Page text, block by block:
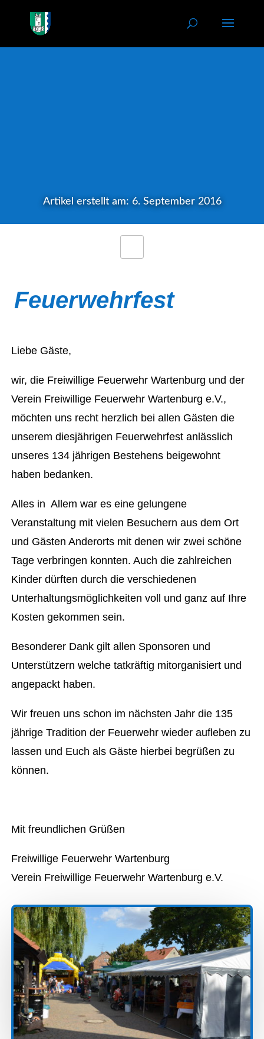
Artikel erstellt am: 6. September 2016
Feuerwehrfest
Liebe Gäste,
wir, die Freiwillige Feuerwehr Wartenburg und der
Verein Freiwillige Feuerwehr Wartenburg e.V.,
möchten uns recht herzlich bei allen Gästen die
unserem diesjährigen Feuerwehrfest anlässlich
unseres 134 jährigen Bestehens beigewohnt
haben bedanken.
Alles in Allem war es eine gelungene
Veranstaltung mit vielen Besuchern aus dem Ort
und Gästen Anderorts mit denen wir zwei schöne
Tage verbringen konnten. Auch die zahlreichen
Kinder dürften durch die verschiedenen
Unterhaltungsmöglichkeiten voll und ganz auf Ihre
Kosten gekommen sein.
Besonderer Dank gilt allen Sponsoren und
Unterstützern welche tatkräftig mitorganisiert und
angepackt haben.
Wir freuen uns schon im nächsten Jahr die 135
jährige Tradition der Feuerwehr wieder aufleben zu
lassen und Euch als Gäste hierbei begrüßen zu
können.
Mit freundlichen Grüßen
Freiwillige Feuerwehr Wartenburg
Verein Freiwillige Feuerwehr Wartenburg e.V.